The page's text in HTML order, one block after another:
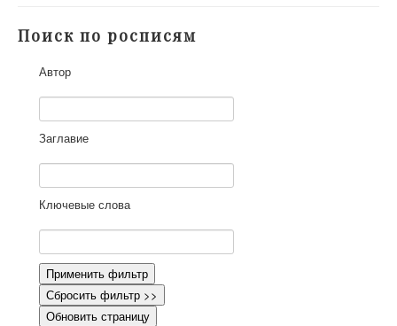
Участники
Научная работа
Как работать с сайтом
Контакты
Поиск по росписям
Автор
Заглавие
Ключевые слова
Применить фильтр
Сбросить фильтр >>
Обновить страницу